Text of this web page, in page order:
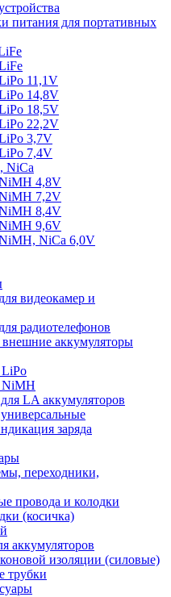
питания для портативных
11,1V
14,8V
18,5V
22,2V
3,7V
7,4V
NiCa
4,8V
7,2V
8,4V
9,6V
NiCa 6,0V
видеокамер и
радиотелефонов
аккумуляторы
LiPo
NiMH
LA аккумуляторов
заряда
переходники,
провода и колодки
(косичка)
аккумуляторов
изоляции (силовые)
трубки